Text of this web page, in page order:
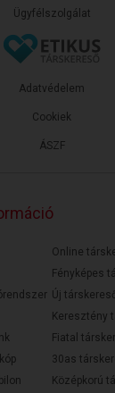
Ügyfélszolgálat
ÁSZF
Adatvédelem
Cookiek
Online
Fényképes
Új
Keresztény
Fiatal
30as
Középkorú